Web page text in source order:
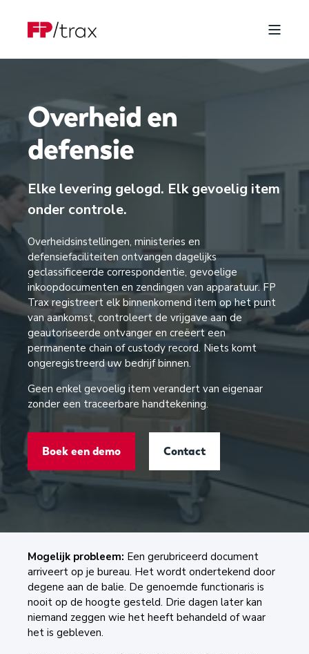
Overheid en
defensie
Elke levering gelogd. Elk gevoelig item
onder controle.
Overheidsinstellingen, ministeries en
defensiefaciliteiten ontvangen dagelijks
geclassificeerde correspondentie, gevoelige
inkoopdocumenten en zendingen van apparatuur. FP
Trax registreert elk binnenkomend item op het punt
van aankomst, controleert de vrijgave aan de
geautoriseerde ontvanger en creëert een
permanente chain of custody record. Niets komt
ongeregistreerd uw bedrijf binnen.
Geen enkel gevoelig item verandert van eigenaar
zonder een traceerbare handtekening.
Boek een demo Contact
Mogelijk probleem: Een gerubriceerd document
arriveert op je bureau. Het wordt ondertekend door
degene aan de balie. De genoemde functionaris is
nooit op de hoogte gesteld. Drie dagen later kan
niemand zeggen wie het heeft behandeld of waar
het is gebleven.